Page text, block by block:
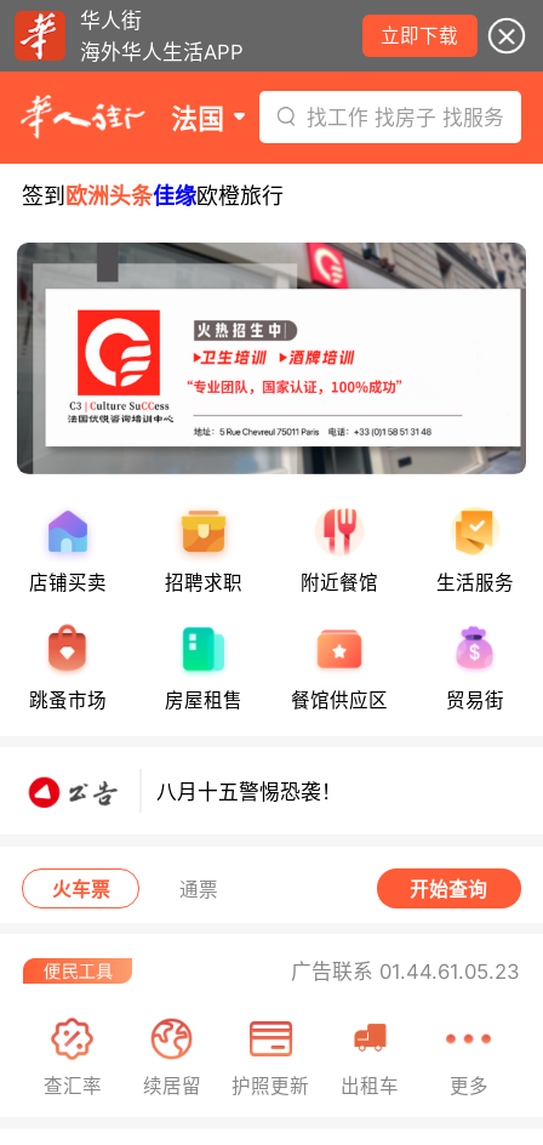
华人街
海外华人生活APP
立即下载
法国 找工作 找房子 找服务
签到 欧洲头条佳缘欧橙旅行
店铺买卖 招聘求职 附近餐馆 生活服务
跳蚤市场 房屋租售 餐馆供应区 贸易街
八月十五警惕恐袭！
八月十五警惕恐袭！
火车票 通票 开始查询
广告联系 01.44.61.05.23
查汇率 续居留 护照更新 出租车 更多